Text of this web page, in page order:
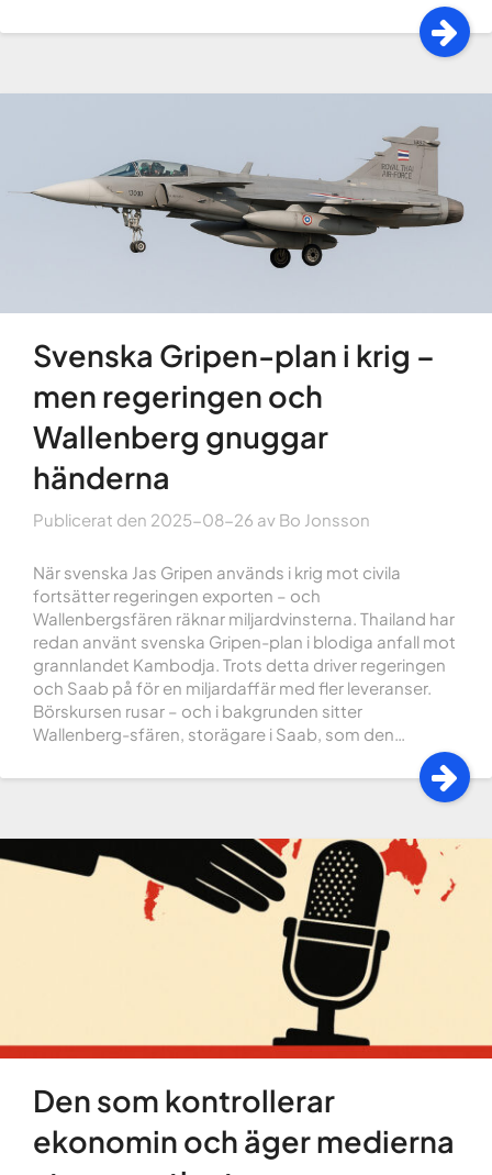
Svenska Gripen-plan i krig –
men regeringen och
Wallenberg gnuggar
händerna
Publicerat den 2025-08-26 av Bo Jonsson
När svenska Jas Gripen används i krig mot civila
fortsätter regeringen exporten – och
Wallenbergsfären räknar miljardvinsterna. Thailand har
redan använt svenska Gripen-plan i blodiga anfall mot
grannlandet Kambodja. Trots detta driver regeringen
och Saab på för en miljardaffär med fler leveranser.
Börskursen rusar – och i bakgrunden sitter
Wallenberg-sfären, storägare i Saab, som den…
Den som kontrollerar
ekonomin och äger medierna